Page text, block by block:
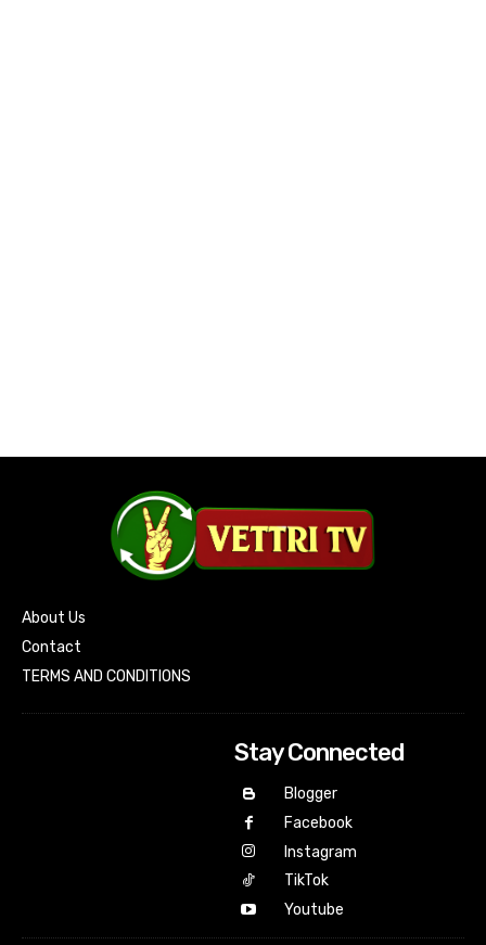
About Us
Contact
TERMS AND CONDITIONS
Stay Connected
Blogger
Facebook
Instagram
TikTok
Youtube